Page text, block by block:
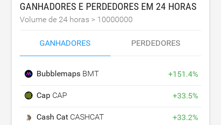
GANHADORES E PERDEDORES EM 24 HORAS
Volume de 24 horas > 10000000
GANHADORES PERDEDORES
Bubblemaps BMT +151.4%
Cap CAP +33.5%
Cash Cat CASHCAT +33.2%